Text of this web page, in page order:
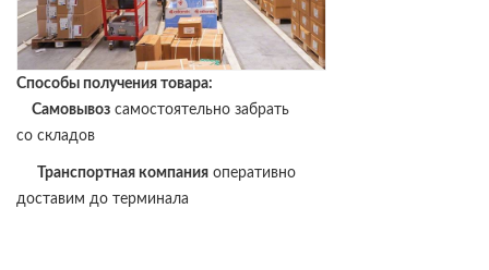
Способы получения товара:
Самовывоз самостоятельно забрать
со складов
Транспортная компания оперативно
доставим до терминала